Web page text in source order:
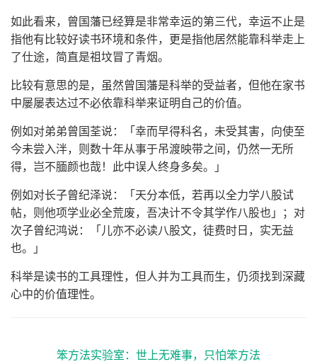
如此看来，曾国藩已经算是非常幸运的第三代，幸运不止是
指他有比较好读书环境和条件，更是指他居然能靠科举走上
了仕途，简直是祖坟冒了青烟。
比较有意思的是，虽然曾国藩是科举的受益者，但他在家书
中屡屡表达过不必依靠科举来证明自己的价值。
例如对弟弟曾国荃说：「幸而早得科名，未受其害，向使至
今未尝入泮，则数十年从事于吊渡映带之间，仍然一无所
得，岂不腼颜也哉！此中误人终身多矣。」
例如对长子曾纪泽说：「天分本低，若再以全力学八股试
帖，则他项学业必全荒废，吾决计不令其学作八股也」；对
次子曾纪鸿说：「儿亦不必读八股文，徒费时日，实无益
也。」
科举是读书的工具理性，但人并为工具而生，仍须找到深藏
心中的价值理性。
笨方法实验室：世上无难事，只怕笨方法